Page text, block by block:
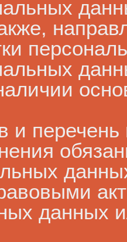
и
данных